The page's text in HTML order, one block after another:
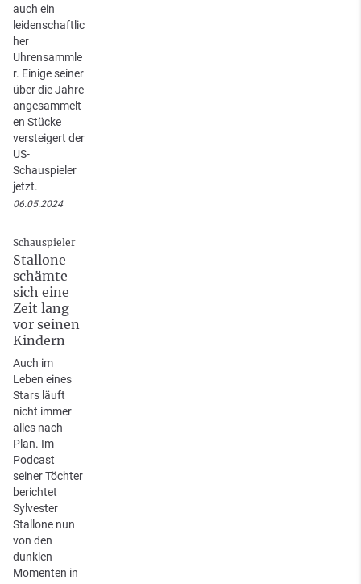
auch ein
leidenschaftlic
her
Uhrensammle
r. Einige seiner
über die Jahre
angesammelt
en Stücke
versteigert der
US-
Schauspieler
jetzt.
06.05.2024
Schauspieler
Stallone
schämte
sich eine
Zeit lang
vor seinen
Kindern
Auch im
Leben eines
Stars läuft
nicht immer
alles nach
Plan. Im
Podcast
seiner Töchter
berichtet
Sylvester
Stallone nun
von den
dunklen
Momenten in